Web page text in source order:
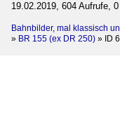
19.02.2019, 604 Aufrufe,
Bahnbilder, mal klassisch
» BR 155 (ex DR 250) » ID